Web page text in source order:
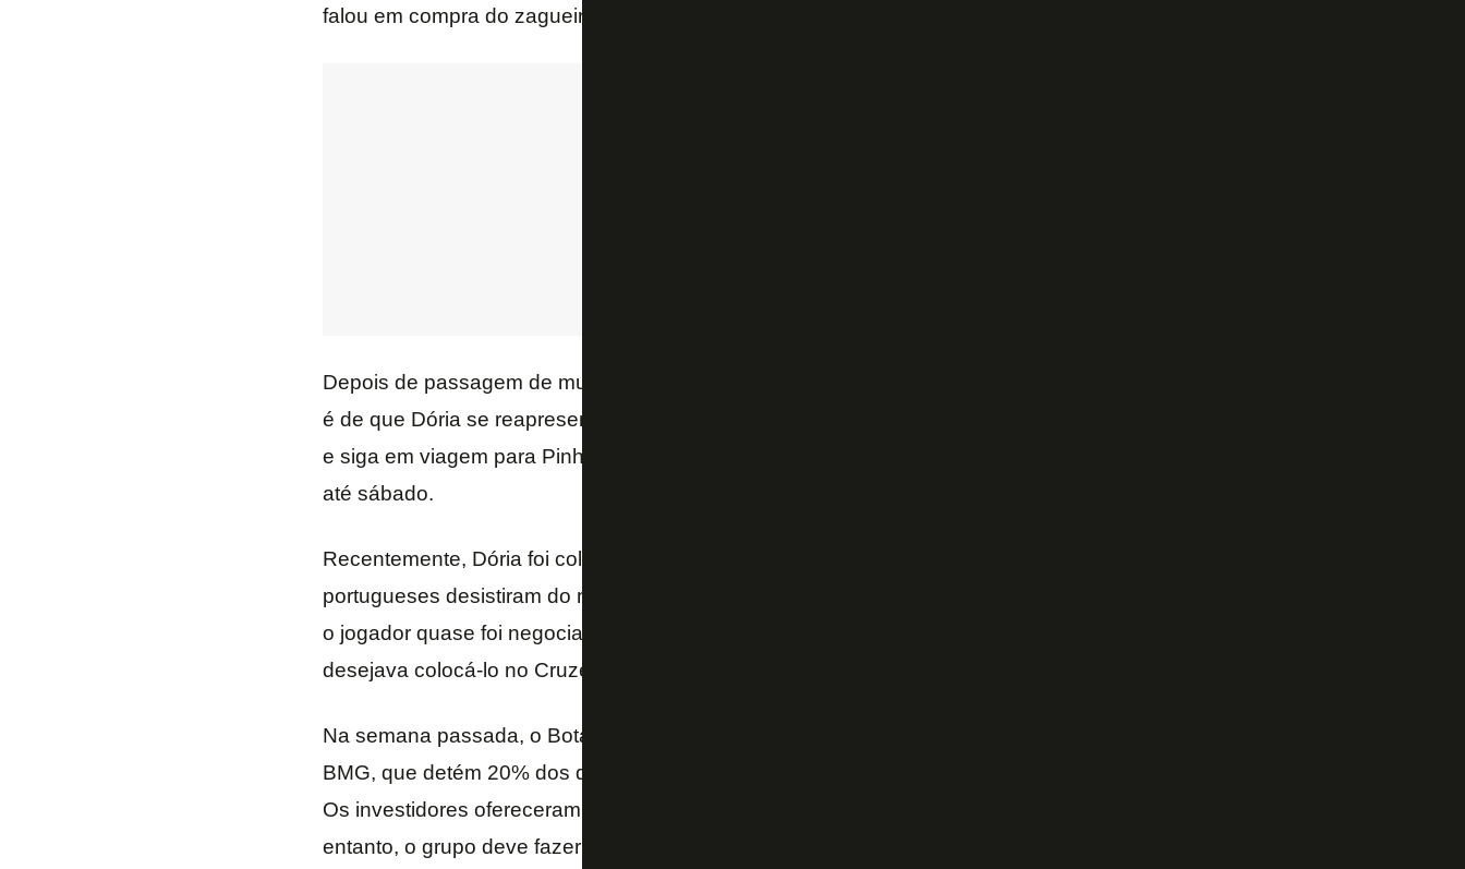
falou em compra do zagueiro.
Depois de passagem de muito brilho no último mês pela Seleção sub-20, a expectativa
é de que Dória se reapresente hoje ao Botafogo, às 9h, juntamente com todo o elenco,
e siga em viagem para Pinheiral, interior do Rio de Janeiro, onde o Glorioso irá treinar
até sábado.
Recentemente, Dória foi colocado como possível reforço do Benfica. No entanto, os
portugueses desistiram do negócio diante das negociações prolongadas. Antes disso,
o jogador quase foi negociado pelo Botafogo para um grupo de investidores que
desejava colocá-lo no Cruzeiro.
Na semana passada, o Botafogo recusou outra oferta pelo jogador, esta do Banco
BMG, que detém 20% dos direitos de Dória e que gostaria de comprar a parte do clube.
Os investidores ofereceram 7,5 milhões de euros (cerca de R$ 21,5 milhões). No
entanto, o grupo deve fazer nova oferta. A multa rescisória do defensor é 8 milhões de